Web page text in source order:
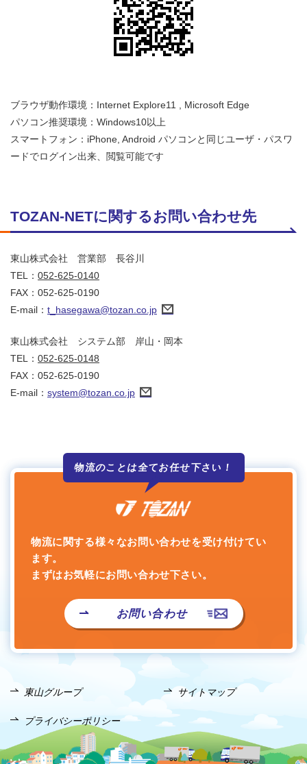
ブラウザ動作環境：Internet Explore11 , Microsoft Edge
パソコン推奨環境：Windows10以上
スマートフォン：iPhone, Android パソコンと同じユーザ・パスワ
ードでログイン出来、閲覧可能です
TOZAN-NETに関するお問い合わせ先
東山株式会社 営業部 長谷川
TEL： 052-625-0140
FAX：052-625-0190
E-mail： t_hasegawa@tozan.co.jp
東山株式会社 システム部 岸山・岡本
TEL： 052-625-0148
FAX：052-625-0190
E-mail： system@tozan.co.jp
物流のことは全てお任せ下さい！
物流に関する様々なお問い合わせを受け付けてい
ます。
まずはお気軽にお問い合わせ下さい。
お問い合わせ
東山グループ サイトマップ
プライバシーポリシー